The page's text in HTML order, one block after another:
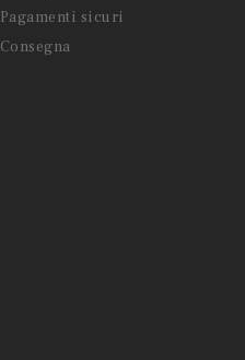
Pagamenti sicuri
Consegna